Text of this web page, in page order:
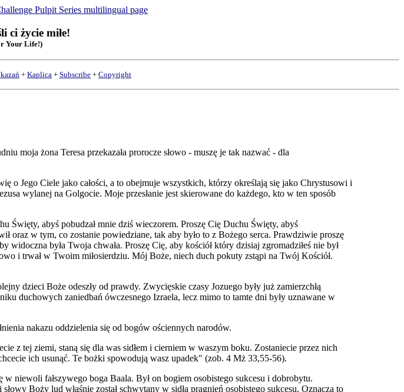
ci życie miłe!
Your Life!)
+ Kaplica + Subscribe + Copyright
moja żona Teresa przekazała prorocze słowo - muszę je tak nazwać - dla
o Jego Ciele jako całości, a to obejmuje wszystkich, którzy określają się jako Chrystusowi i
wylanej na Golgocie. Moje przesłanie jest skierowane do każdego, kto w ten sposób
Święty, abyś pobudzał mnie dziś wieczorem. Proszę Cię Duchu Święty, abyś
oraz w tym, co zostanie powiedziane, tak aby było to z Bożego serca. Prawdziwie proszę
widoczna była Twoja chwała. Proszę Cię, aby kościół który dzisiaj zgromadziłeś nie był
i trwał w Twoim miłosierdziu. Mój Boże, niech duch pokuty zstąpi na Twój Kościół.
dzieci Boże odeszły od prawdy. Zwycięskie czasy Jozuego były już zamierzchłą
duchowych zaniedbań ówczesnego Izraela, lecz mimo to tamte dni były uznawane w
nakazu oddzielenia się od bogów ościennych narodów.
z tej ziemi, staną się dla was sidłem i cierniem w waszym boku. Zostaniecie przez nich
ich usunąć. Te bożki spowodują wasz upadek" (zob. 4 Mż 33,55-56).
niewoli fałszywego boga Baala. Był on bogiem osobistego sukcesu i dobrobytu.
Boży lud właśnie został schwytany w sidła pragnień osobistego sukcesu. Oznacza to